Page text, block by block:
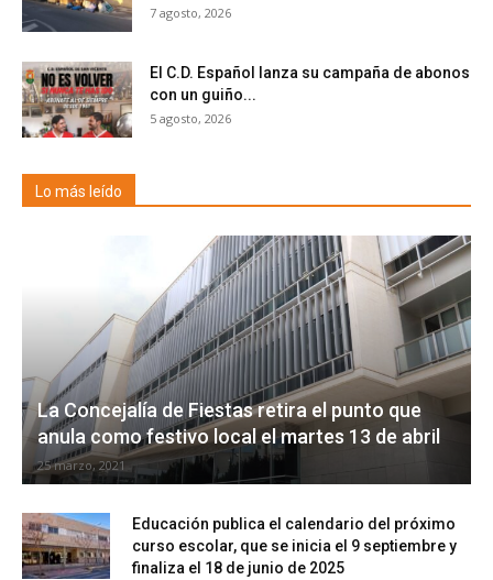
7 agosto, 2026
El C.D. Español lanza su campaña de abonos
con un guiño...
5 agosto, 2026
Lo más leído
La Concejalía de Fiestas retira el punto que
anula como festivo local el martes 13 de abril
25 marzo, 2021
Educación publica el calendario del próximo
curso escolar, que se inicia el 9 septiembre y
finaliza el 18 de junio de 2025